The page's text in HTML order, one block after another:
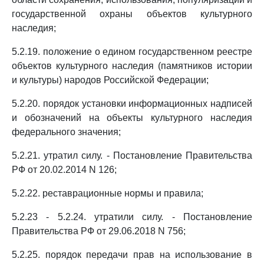
государственной охраны объектов культурного
наследия;
5.2.19. положение о едином государственном реестре
объектов культурного наследия (памятников истории
и культуры) народов Российской Федерации;
5.2.20. порядок установки информационных надписей
и обозначений на объекты культурного наследия
федерального значения;
5.2.21. утратил силу. - Постановление Правительства
РФ от 20.02.2014 N 126;
5.2.22. реставрационные нормы и правила;
5.2.23 - 5.2.24. утратили силу. - Постановление
Правительства РФ от 29.06.2018 N 756;
5.2.25. порядок передачи прав на использование в